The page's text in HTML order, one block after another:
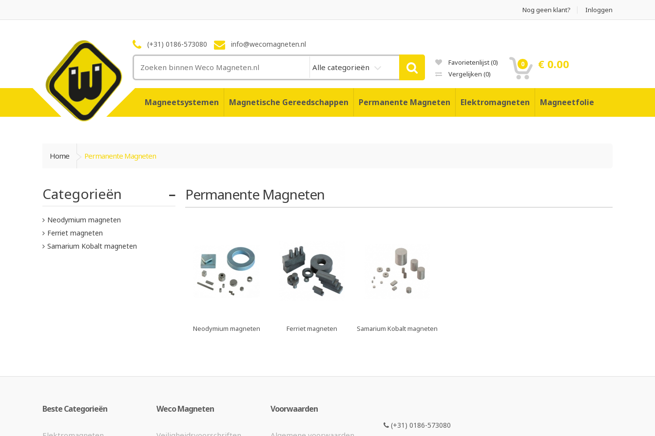
Nog geen klant? Inloggen
(+31) 0186-573080 info@wecomagneten.nl
Alle categorieën Favorietenlijst(0)
Vergelijken (0)
0 € 0.00
Magneetsystemen Magnetische Gereedschappen Permanente Magneten Elektromagneten Magneetfolie
Home Permanente Magneten
Categorieën
Neodymium magneten
Ferriet magneten
Samarium Kobalt magneten
Permanente Magneten
Neodymium magneten Ferriet magneten Samarium Kobalt magneten
(+31) 0186-573080
Beste Categorieën Weco Magneten Voorwaarden